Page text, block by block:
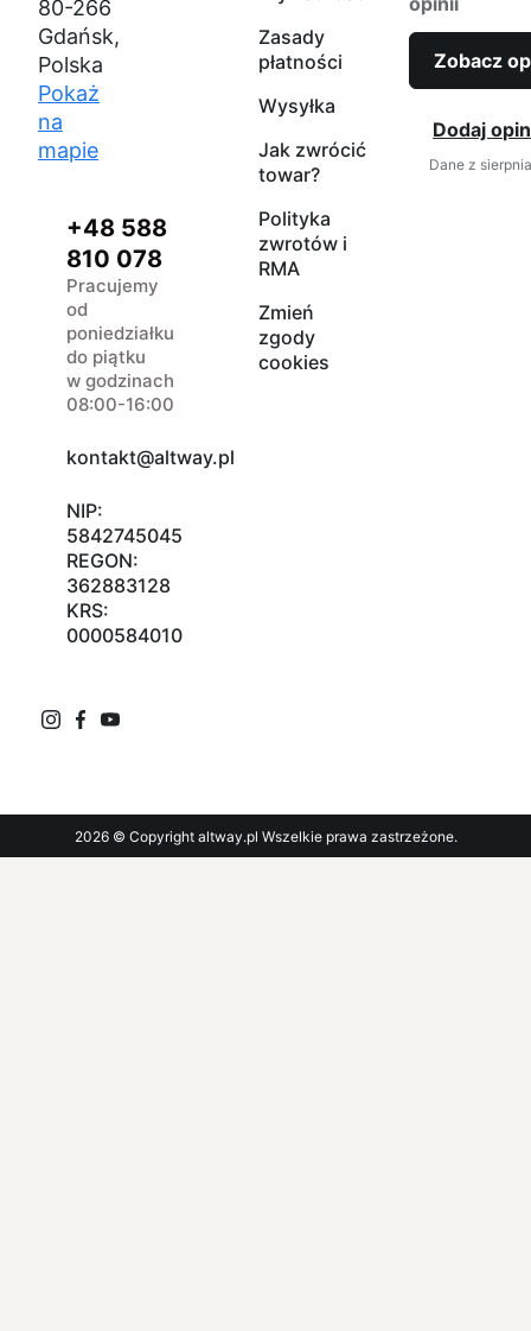
80-266
Gdańsk,
Polska
Pokaż
na
mapie
+48 588
810 078
Pracujemy
od
poniedziałku
do piątku
w godzinach
08:00-16:00
kontakt@altway.pl
NIP:
5842745045
REGON:
362883128
KRS:
0000584010
Zasady
płatności
Wysyłka
Jak zwrócić
towar?
Polityka
zwrotów i
RMA
Zmień
zgody
cookies
Zobacz
Dodaj
Dane z